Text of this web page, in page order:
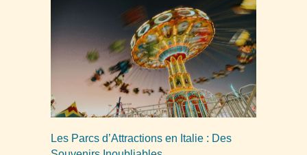
Les Parcs d’Attractions en Italie : Des